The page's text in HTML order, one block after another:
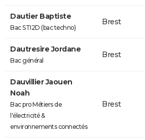
Dautier Baptiste
Bac STI2D (bac techno)
Brest
Dautresire Jordane
Bac général
Brest
Dauvillier Jaouen
Noah
Bac pro Métiers de
l'électricité &
environnements connectés
Brest